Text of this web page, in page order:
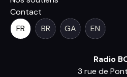
Contact
FR
BR GA EN
Radio
3 rue de